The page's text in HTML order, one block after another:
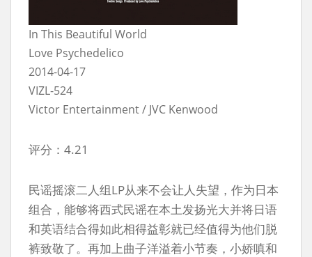
In This Beautiful World
Love Psychedelico
2014-04-17
VIZL-524
Victor Entertainment / JVC Kenwood
评分：4.21
民谣摇滚二人组LP从来不会让人失望，作为日本
组合，能够将西式民谣在本土发扬光大并将日语
和英语结合得如此相得益彰就已经值得为他们脱
裤致敬了。再加上曲子洋溢着小节奏，小娇嗔和